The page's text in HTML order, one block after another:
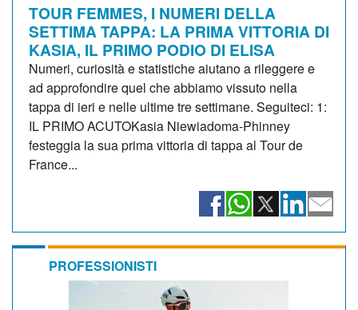
TOUR FEMMES, I NUMERI DELLA
SETTIMA TAPPA: LA PRIMA VITTORIA DI
KASIA, IL PRIMO PODIO DI ELISA
Numeri, curiosità e statistiche aiutano a rileggere e
ad approfondire quel che abbiamo vissuto nella
tappa di ieri e nelle ultime tre settimane. Seguiteci: 1:
IL PRIMO ACUTOKasia Niewiadoma-Phinney
festeggia la sua prima vittoria di tappa al Tour de
France...
PROFESSIONISTI